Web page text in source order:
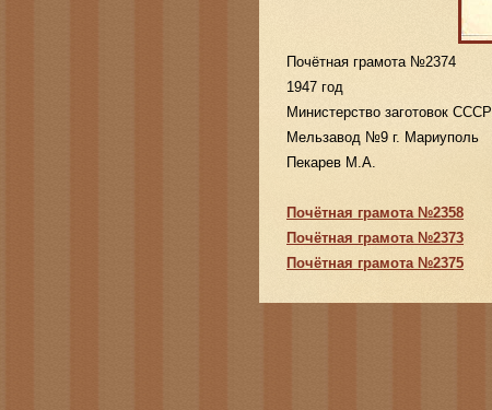
Почётная грамота №2374
1947 год
Министерство заготовок СССР
Мельзавод №9 г. Мариуполь
Пекарев М.А.
Почётная грамота №2358
Почётная грамота №2373
Почётная грамота №2375